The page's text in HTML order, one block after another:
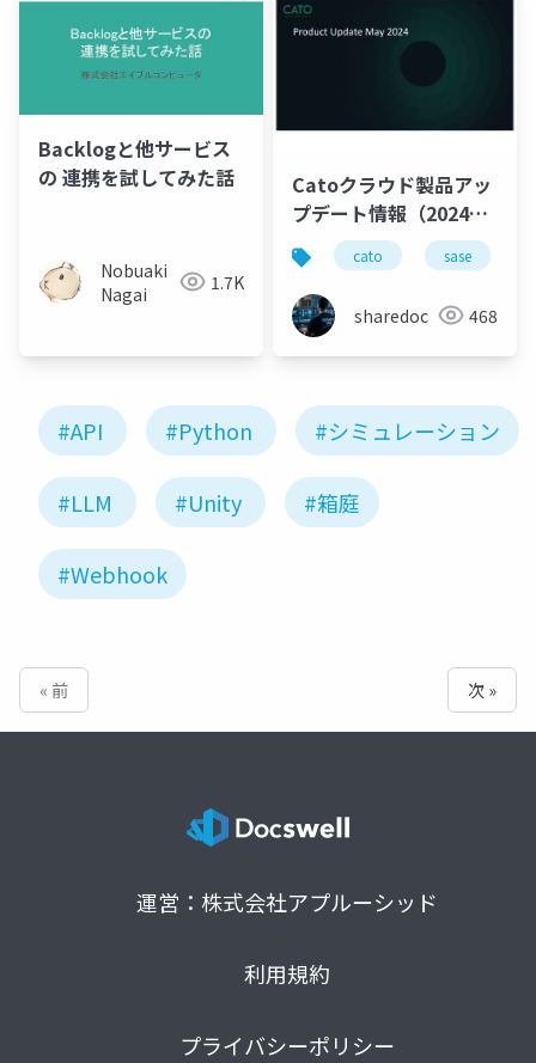
Backlogと他サービス
の 連携を試してみた話
Nobuaki
Nagai
1.7K
Catoクラウド製品アッ
プデート情報（2024年
5月版）cato sase
sharedoc 468
#API #Python #シミュレーション
#LLM #Unity #箱庭
#Webhook
« 前 次 »
運営：株式会社アプルーシッド
利用規約
プライバシーポリシー